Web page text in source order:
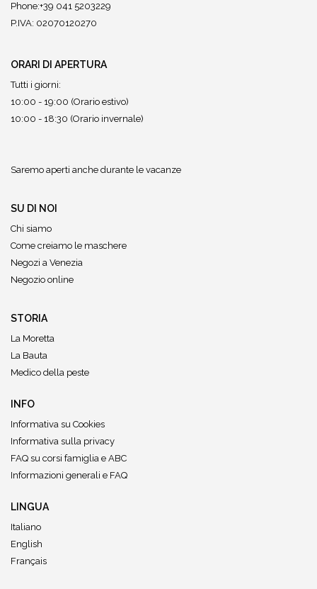
Phone:+39 041 5203229
P.IVA: 02070120270
ORARI DI APERTURA
Tutti i giorni:
10:00 - 19:00 (Orario estivo)
10:00 - 18:30 (Orario invernale)
Saremo aperti anche durante le vacanze
SU DI NOI
Chi siamo
Come creiamo le maschere
Negozi a Venezia
Negozio online
STORIA
La Moretta
La Bauta
Medico della peste
INFO
Informativa su Cookies
Informativa sulla privacy
FAQ su corsi famiglia e ABC
Informazioni generali e FAQ
LINGUA
Italiano
English
Français